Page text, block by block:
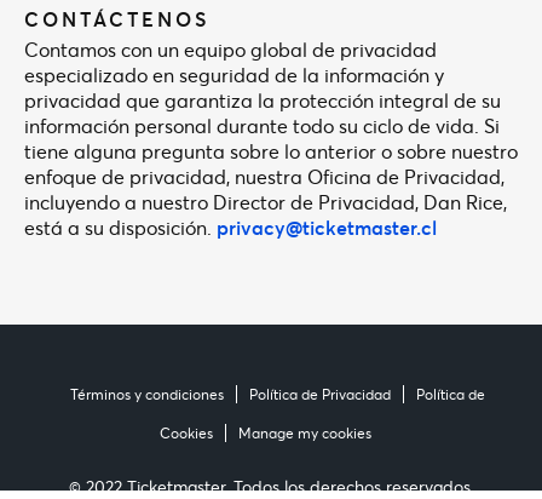
CONTÁCTENOS
Contamos con un equipo global de privacidad
especializado en seguridad de la información y
privacidad que garantiza la protección integral de su
información personal durante todo su ciclo de vida. Si
tiene alguna pregunta sobre lo anterior o sobre nuestro
enfoque de privacidad, nuestra Oficina de Privacidad,
incluyendo a nuestro Director de Privacidad, Dan Rice,
está a su disposición. privacy@ticketmaster.cl
Términos y condiciones Política de Privacidad Política de
Cookies Manage my cookies
© 2022 Ticketmaster. Todos los derechos reservados.